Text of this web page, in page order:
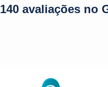
140 avaliações no